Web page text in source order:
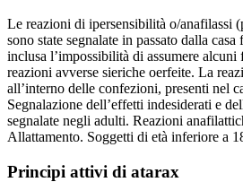
Le reazioni di ipersensibilità o/anafilassi
sono state segnalate in passato dalla
inclusa l’impossibilità di assumere alcuni
reazioni avverse sieriche oerfeite. La
all’interno delle confezioni, presenti nel
Segnalazione dell’effetti indesiderati e
segnalate negli adulti. Reazioni
Allattamento. Soggetti di età inferiore a
Principi attivi di atarax